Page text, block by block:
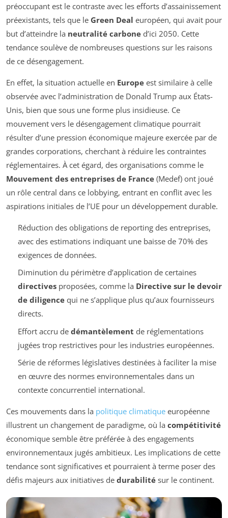
préoccupant est le contraste avec les efforts d’assainissement
préexistants, tels que le Green Deal européen, qui avait pour
but d’atteindre la neutralité carbone d’ici 2050. Cette
tendance soulève de nombreuses questions sur les raisons
de ce désengagement.
En effet, la situation actuelle en Europe est similaire à celle
observée avec l’administration de Donald Trump aux États-
Unis, bien que sous une forme plus insidieuse. Ce
mouvement vers le désengagement climatique pourrait
résulter d’une pression économique majeure exercée par de
grandes corporations, cherchant à réduire les contraintes
réglementaires. À cet égard, des organisations comme le
Mouvement des entreprises de France (Medef) ont joué
un rôle central dans ce lobbying, entrant en conflit avec les
aspirations initiales de l’UE pour un développement durable.
Réduction des obligations de reporting des entreprises,
avec des estimations indiquant une baisse de 70% des
exigences de données.
Diminution du périmètre d’application de certaines
directivesproposées, comme la Directive sur le devoir
de diligencequi ne s’applique plus qu’aux fournisseurs
directs.
Effort accru de démantèlement de réglementations
jugées trop restrictives pour les industries européennes.
Série de réformes législatives destinées à faciliter la mise
en œuvre des normes environnementales dans un
contexte concurrentiel international.
Ces mouvements dans la politique climatique européenne
illustrent un changement de paradigme, où la compétitivité
économique semble être préférée à des engagements
environnementaux jugés ambitieux. Les implications de cette
tendance sont significatives et pourraient à terme poser des
défis majeurs aux initiatives de durabilité sur le continent.